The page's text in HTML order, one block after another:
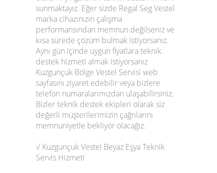
sunmaktayız. Eğer sizde Regal Seg Vestel
marka cihazınızın çalışma
performansından memnun değilseniz ve
kısa sürede çözüm bulmak istiyorsanız.
Aynı gün içinde uygun fiyatlara teknik
destek hizmeti almak istiyorsanız
Kuzgunçuk Bölge Vestel Servisi web
sayfasını ziyaret edebilir veya bizlere
telefon numaralarımızdan ulaşabilirsiniz.
Bizler teknik destek ekipleri olarak siz
değerli müşterilerimizin çağrılarını
memnuniyetle bekliyor olacağız.
√ Kuzgunçuk Vestel Beyaz Eşya Teknik
Servis Hizmeti